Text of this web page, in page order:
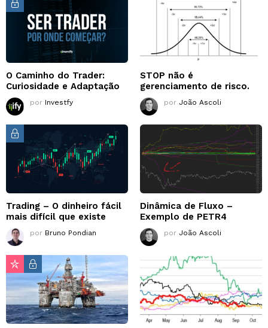
O Caminho do Trader:
Curiosidade e Adaptação
por Investfy
STOP não é
gerenciamento de risco.
por João Ascoli
Trading – O dinheiro fácil
mais difícil que existe
por Bruno Pondian
Dinâmica de Fluxo –
Exemplo de PETR4
por João Ascoli